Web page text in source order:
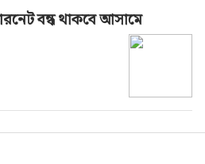
বন্ধ থাকবে আসামে